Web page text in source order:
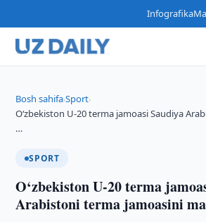
Infografika
Bosh sahifa›Sport›
O‘zbekiston U-20 terma jamoasi Saudiya
…
SPORT
O‘zbekiston U-20 terma
Arabistoni terma jamoasini